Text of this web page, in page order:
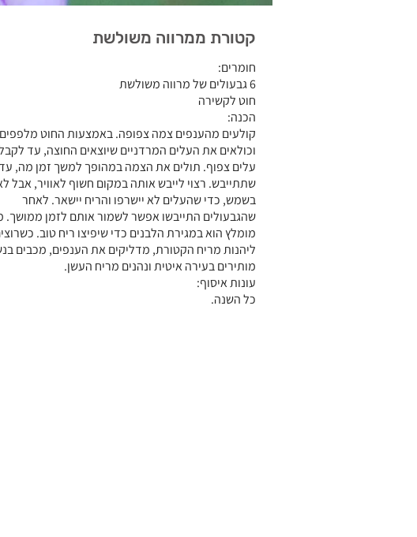
חומרים:
6 גבעולים של מרווה משולשת
חוט לקשירה
הכנה:
קולעים מהענפים צמה צפופה. באמצעות החוט מלפפים
וכולאים את העלים המרדניים שיוצאים החוצה, עד
עלים צפוף. תולים את הצמה במהופך למשך זמן מה,
שתתייבש. רצוי לייבש אותה במקום חשוף לאוויר, אבל
בשמש, כדי שהעלים לא יישרפו והריח יישאר. לאחר
שהגבעולים התייבשו אפשר לשמור אותם לזמן ממושך.
מומלץ הוא במגירת הלבנים כדי שיפיצו ריח טוב.
ליהנות מריח הקטורת, מדליקים את הענפים, מכבים
מותירים בעירה איטית ונהנים מריח העשן.
עונות איסוף:
כל השנה.
קטורת ממרווה משולשת